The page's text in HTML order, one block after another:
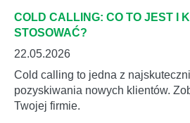
COLD CALLING: CO TO JEST I
STOSOWAĆ?
22.05.2026
Cold calling to jedna z
pozyskiwania nowych klientów.
Twojej firmie.